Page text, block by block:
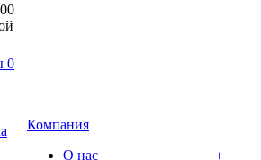
0
Компания
О нас
+